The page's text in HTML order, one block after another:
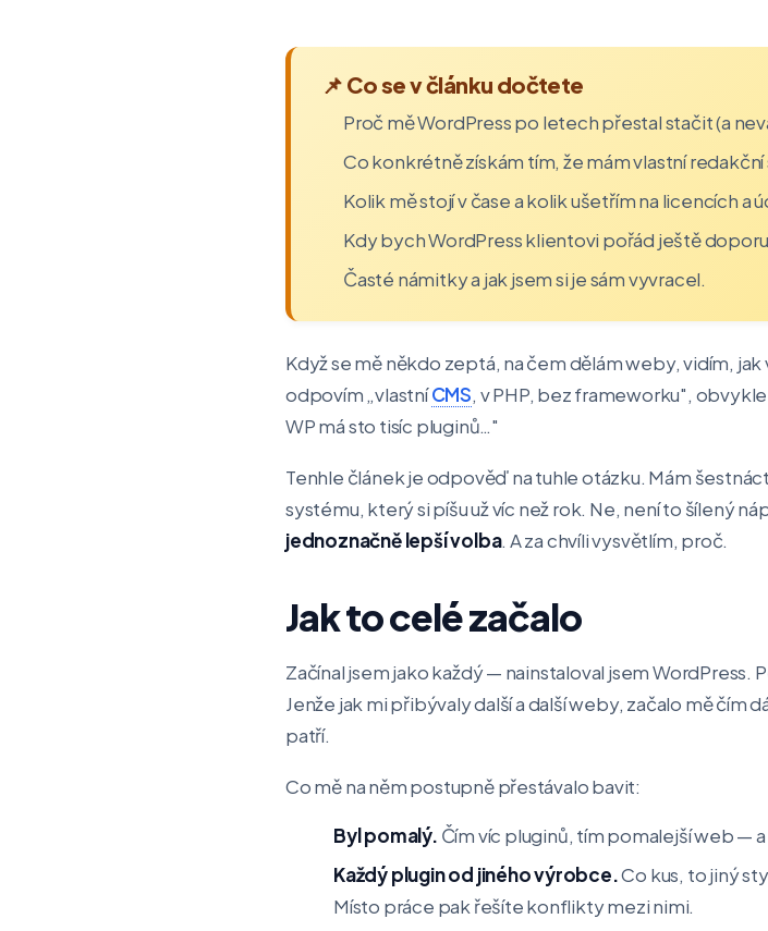
📌 Co se v článku dočtete
Proč mě WordPress po letech přestal stačit (a
Co konkrétně získám tím, že mám vlastní
Kolik mě stojí v čase a kolik ušetřím na licencích a
Kdy bych WordPress klientovi pořád ještě
Časté námitky a jak jsem si je sám vyvracel.
Když se mě někdo zeptá, na čem dělám weby, vidím, jak
odpovím „vlastníCMS, v PHP, bez frameworku", obvykle
WP má sto tisíc pluginů…"
Tenhle článek je odpověď na tuhle otázku. Mám
systému, který si píšu už víc než rok. Ne, není to šílený
jednoznačně lepší volba. A za chvíli vysvětlím, proč.
Jak to celé začalo
Začínal jsem jako každý — nainstaloval jsem WordPress.
Jenže jak mi přibývaly další a další weby, začalo mě čím
patří.
Co mě na něm postupně přestávalo bavit:
Byl pomalý. Čím víc pluginů, tím pomalejší web —
Každý plugin od jiného výrobce.Co kus, to jiný
Místo práce pak řešíte konflikty mezi nimi.